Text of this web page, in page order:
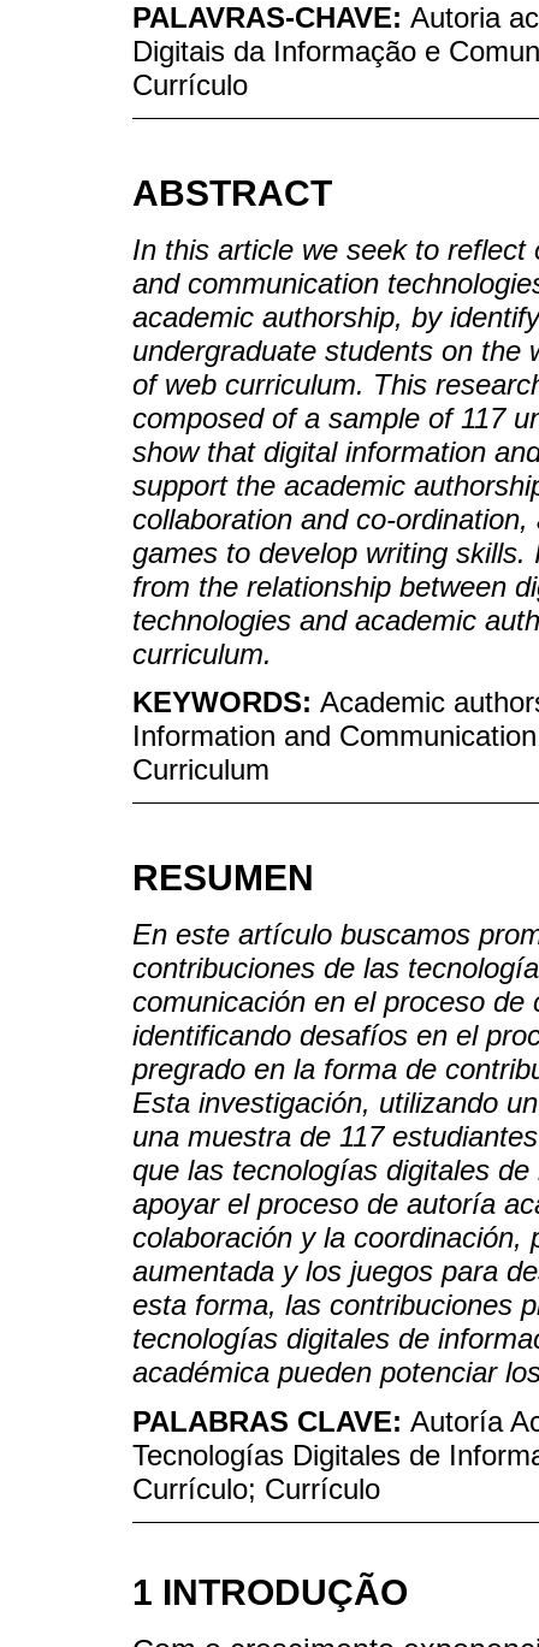
PALAVRAS-CHAVE: Autoria
Digitais da Informação e
Currículo
ABSTRACT
In this article we seek to
and communication
academic authorship, by
undergraduate students on the
of web curriculum. This
composed of a sample of 117
show that digital information
support the academic
collaboration and co-
games to develop writing
from the relationship between
technologies and academic
curriculum.
KEYWORDS: Academic
Information and
Curriculum
RESUMEN
En este artículo buscamos
contribuciones de las
comunicación en el proceso
identificando desafíos en el
pregrado en la forma de
Esta investigación, utilizando
una muestra de 117
que las tecnologías digitales
apoyar el proceso de autoría
colaboración y la coordinación,
aumentada y los juegos para
esta forma, las contribuciones
tecnologías digitales de
académica pueden potenciar
PALABRAS CLAVE: Autoría
Tecnologías Digitales de
Currículo; Currículo
1 INTRODUÇÃO